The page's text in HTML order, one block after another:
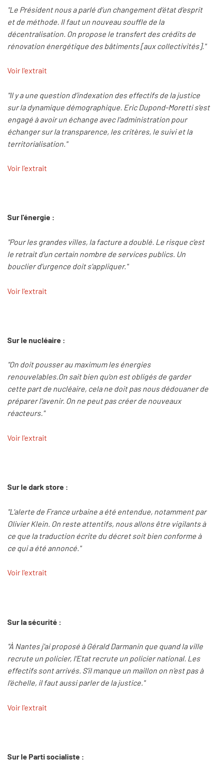
"Le Président nous a parlé d’un changement d’état d’esprit
et de méthode. Il faut un nouveau souffle de la
décentralisation. On propose le transfert des crédits de
rénovation énergétique des bâtiments [aux collectivités]."
Voir l'extrait
"Il y a une question d’indexation des effectifs de la justice
sur la dynamique démographique. Eric Dupond-Moretti s’est
engagé à avoir un échange avec l’administration pour
échanger sur la transparence, les critères, le suivi et la
territorialisation."
Voir l'extrait
Sur l'énergie :
"Pour les grandes villes, la facture a doublé. Le risque c’est
le retrait d’un certain nombre de services publics. Un
bouclier d’urgence doit s’appliquer."
Voir l'extrait
Sur le nucléaire :
"On doit pousser au maximum les énergies
renouvelables.On sait bien qu’on est obligés de garder
cette part de nucléaire, cela ne doit pas nous dédouaner de
préparer l’avenir. On ne peut pas créer de nouveaux
réacteurs."
Voir l'extrait
Sur le dark store :
"L'alerte de France urbaine a été entendue, notamment par
Olivier Klein. On reste attentifs, nous allons être vigilants à
ce que la traduction écrite du décret soit bien conforme à
ce qui a été annoncé."
Voir l'extrait
Sur la sécurité :
"À Nantes j'ai proposé à Gérald Darmanin que quand la ville
recrute un policier, l’Etat recrute un policier national. Les
effectifs sont arrivés. S’il manque un maillon on n’est pas à
l’échelle, il faut aussi parler de la justice."
Voir l'extrait
Sur le Parti socialiste :